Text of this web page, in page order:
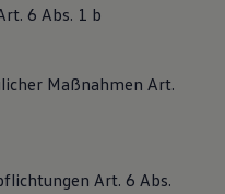
6 Abs. 1 b
Maßnahmen Art.
Art. 6 Abs.